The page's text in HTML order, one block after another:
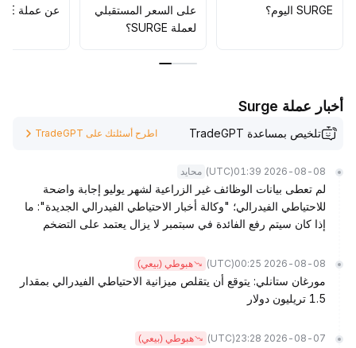
المؤقتة؛ وعلى المدى المتوسط والطويل، يُفضل الاحتفاظ
بالعملات ذات الأساسيات القوية وإمكانات النمو، والحذر من
SURGE اليوم؟
على السعر المستقبلي
لعملة SURGE؟
عن عملة SURGE؟
أخبار عملة Surge
تلخيص بمساعدة TradeGPT اطرح أسئلتك على TradeGPT
2026-08-08 01:39
(UTC) محايد
لم تعطى بيانات الوظائف غير الزراعية لشهر يوليو إجابة واضحة
للاحتياطي الفيدرالي؛ "وكالة أخبار الاحتياطي الفيدرالي الجديدة": ما
إذا كان سيتم رفع الفائدة في سبتمبر لا يزال يعتمد على التضخم
2026-08-08 00:25
(UTC) هبوطي (بيعي)
مورغان ستانلي: يتوقع أن يتقلص ميزانية الاحتياطي الفيدرالي بمقدار
1.5 تريليون دولار
2026-08-07 23:28
(UTC) هبوطي (بيعي)